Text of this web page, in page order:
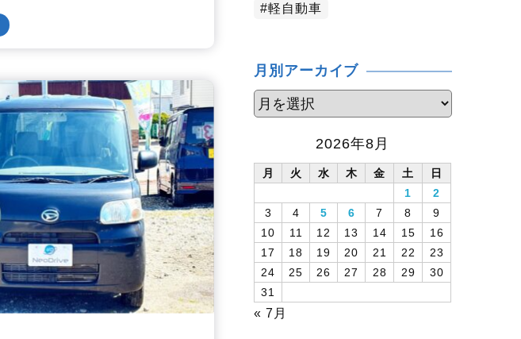
軽自動車
月別アーカイブ
2026年8月
月 火 水 木 金 土
日
1
2
3
4 5 6 7 8
9
10
11 12 13 14 15
16
17
18 19 20 21 22
23
24
25 26 27 28 29
30
31
« 7月